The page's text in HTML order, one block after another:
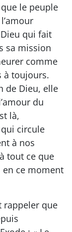
le peuple
Dieu qui fait
sa mission
comme
à toujours.
de Dieu, elle
du
là,
circule
à nos
tout ce que
en ce moment
rappeler que